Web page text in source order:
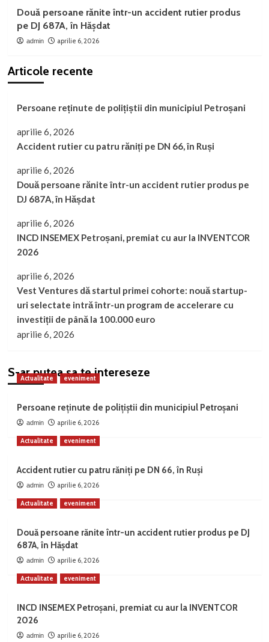
Două persoane rănite într-un accident rutier produs
pe DJ 687A, în Hășdat
admin aprilie 6, 2026
Articole recente
Persoane reținute de polițiștii din municipiul Petroșani
aprilie 6, 2026
Accident rutier cu patru răniți pe DN 66, în Ruși
aprilie 6, 2026
Două persoane rănite într-un accident rutier produs pe
DJ 687A, în Hășdat
aprilie 6, 2026
INCD INSEMEX Petroșani, premiat cu aur la INVENTCOR
2026
aprilie 6, 2026
Vest Ventures dă startul primei cohorte: nouă startup-
uri selectate intră într-un program de accelerare cu
investiții de până la 100.000 euro
aprilie 6, 2026
S-ar putea sa te intereseze
Actualitate eveniment
Persoane reținute de polițiștii din municipiul Petroșani
admin aprilie 6, 2026
Actualitate eveniment
Accident rutier cu patru răniți pe DN 66, în Ruși
admin aprilie 6, 2026
Actualitate eveniment
Două persoane rănite într-un accident rutier produs pe DJ
687A, în Hășdat
admin aprilie 6, 2026
Actualitate eveniment
INCD INSEMEX Petroșani, premiat cu aur la INVENTCOR
2026
admin aprilie 6, 2026